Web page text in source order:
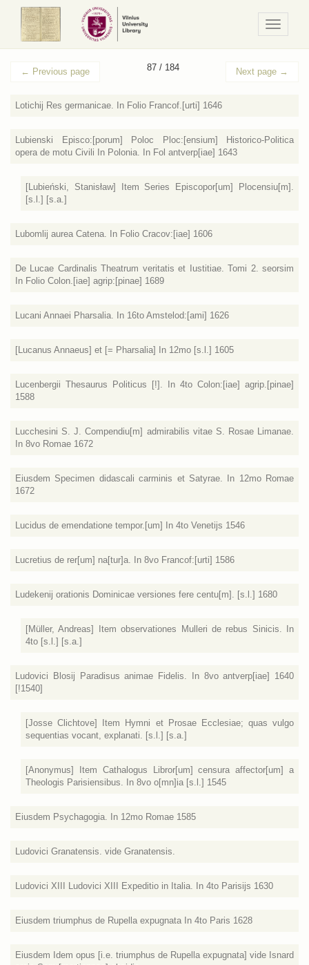
/
Meniu
← Previous page 87 / 184 Next page →
Lotichij Res germanicae. In Folio Francof.[urti] 1646
Lubienski Episco:[porum] Poloc Ploc:[ensium] Historico-Politica
opera de motu Civili In Polonia. In Fol antverp[iae] 1643
[Lubieński, Stanisław] Item Series Episcopor[um] Plocensiu[m].
[s.l.] [s.a.]
Lubomlij aurea Catena. In Folio Cracov:[iae] 1606
De Lucae Cardinalis Theatrum veritatis et Iustitiae. Tomi 2. seorsim
In Folio Colon.[iae] agrip:[pinae] 1689
Lucani Annaei Pharsalia. In 16to Amstelod:[ami] 1626
[Lucanus Annaeus] et [= Pharsalia] In 12mo [s.l.] 1605
Lucenbergii Thesaurus Politicus [!]. In 4to Colon:[iae] agrip.[pinae]
1588
Lucchesini S. J. Compendiu[m] admirabilis vitae S. Rosae Limanae.
In 8vo Romae 1672
Eiusdem Specimen didascali carminis et Satyrae. In 12mo Romae
1672
Lucidus de emendatione tempor.[um] In 4to Venetijs 1546
Lucretius de rer[um] na[tur]a. In 8vo Francof:[urti] 1586
Ludekenij orationis Dominicae versiones fere centu[m]. [s.l.] 1680
[Müller, Andreas] Item observationes Mulleri de rebus Sinicis. In
4to [s.l.] [s.a.]
Ludovici Blosij Paradisus animae Fidelis. In 8vo antverp[iae] 1640
[!1540]
[Josse Clichtove] Item Hymni et Prosae Ecclesiae; quas vulgo
sequentias vocant, explanati. [s.l.] [s.a.]
[Anonymus] Item Cathalogus Libror[um] censura affector[um] a
Theologis Parisiensibus. In 8vo o[mn]ia [s.l.] 1545
Eiusdem Psychagogia. In 12mo Romae 1585
Ludovici Granatensis. vide Granatensis.
Ludovici XIII Ludovici XIII Expeditio in Italia. In 4to Parisijs 1630
Eiusdem triumphus de Rupella expugnata In 4to Paris 1628
Eiusdem Idem opus [i.e. triumphus de Rupella expugnata] vide Isnard